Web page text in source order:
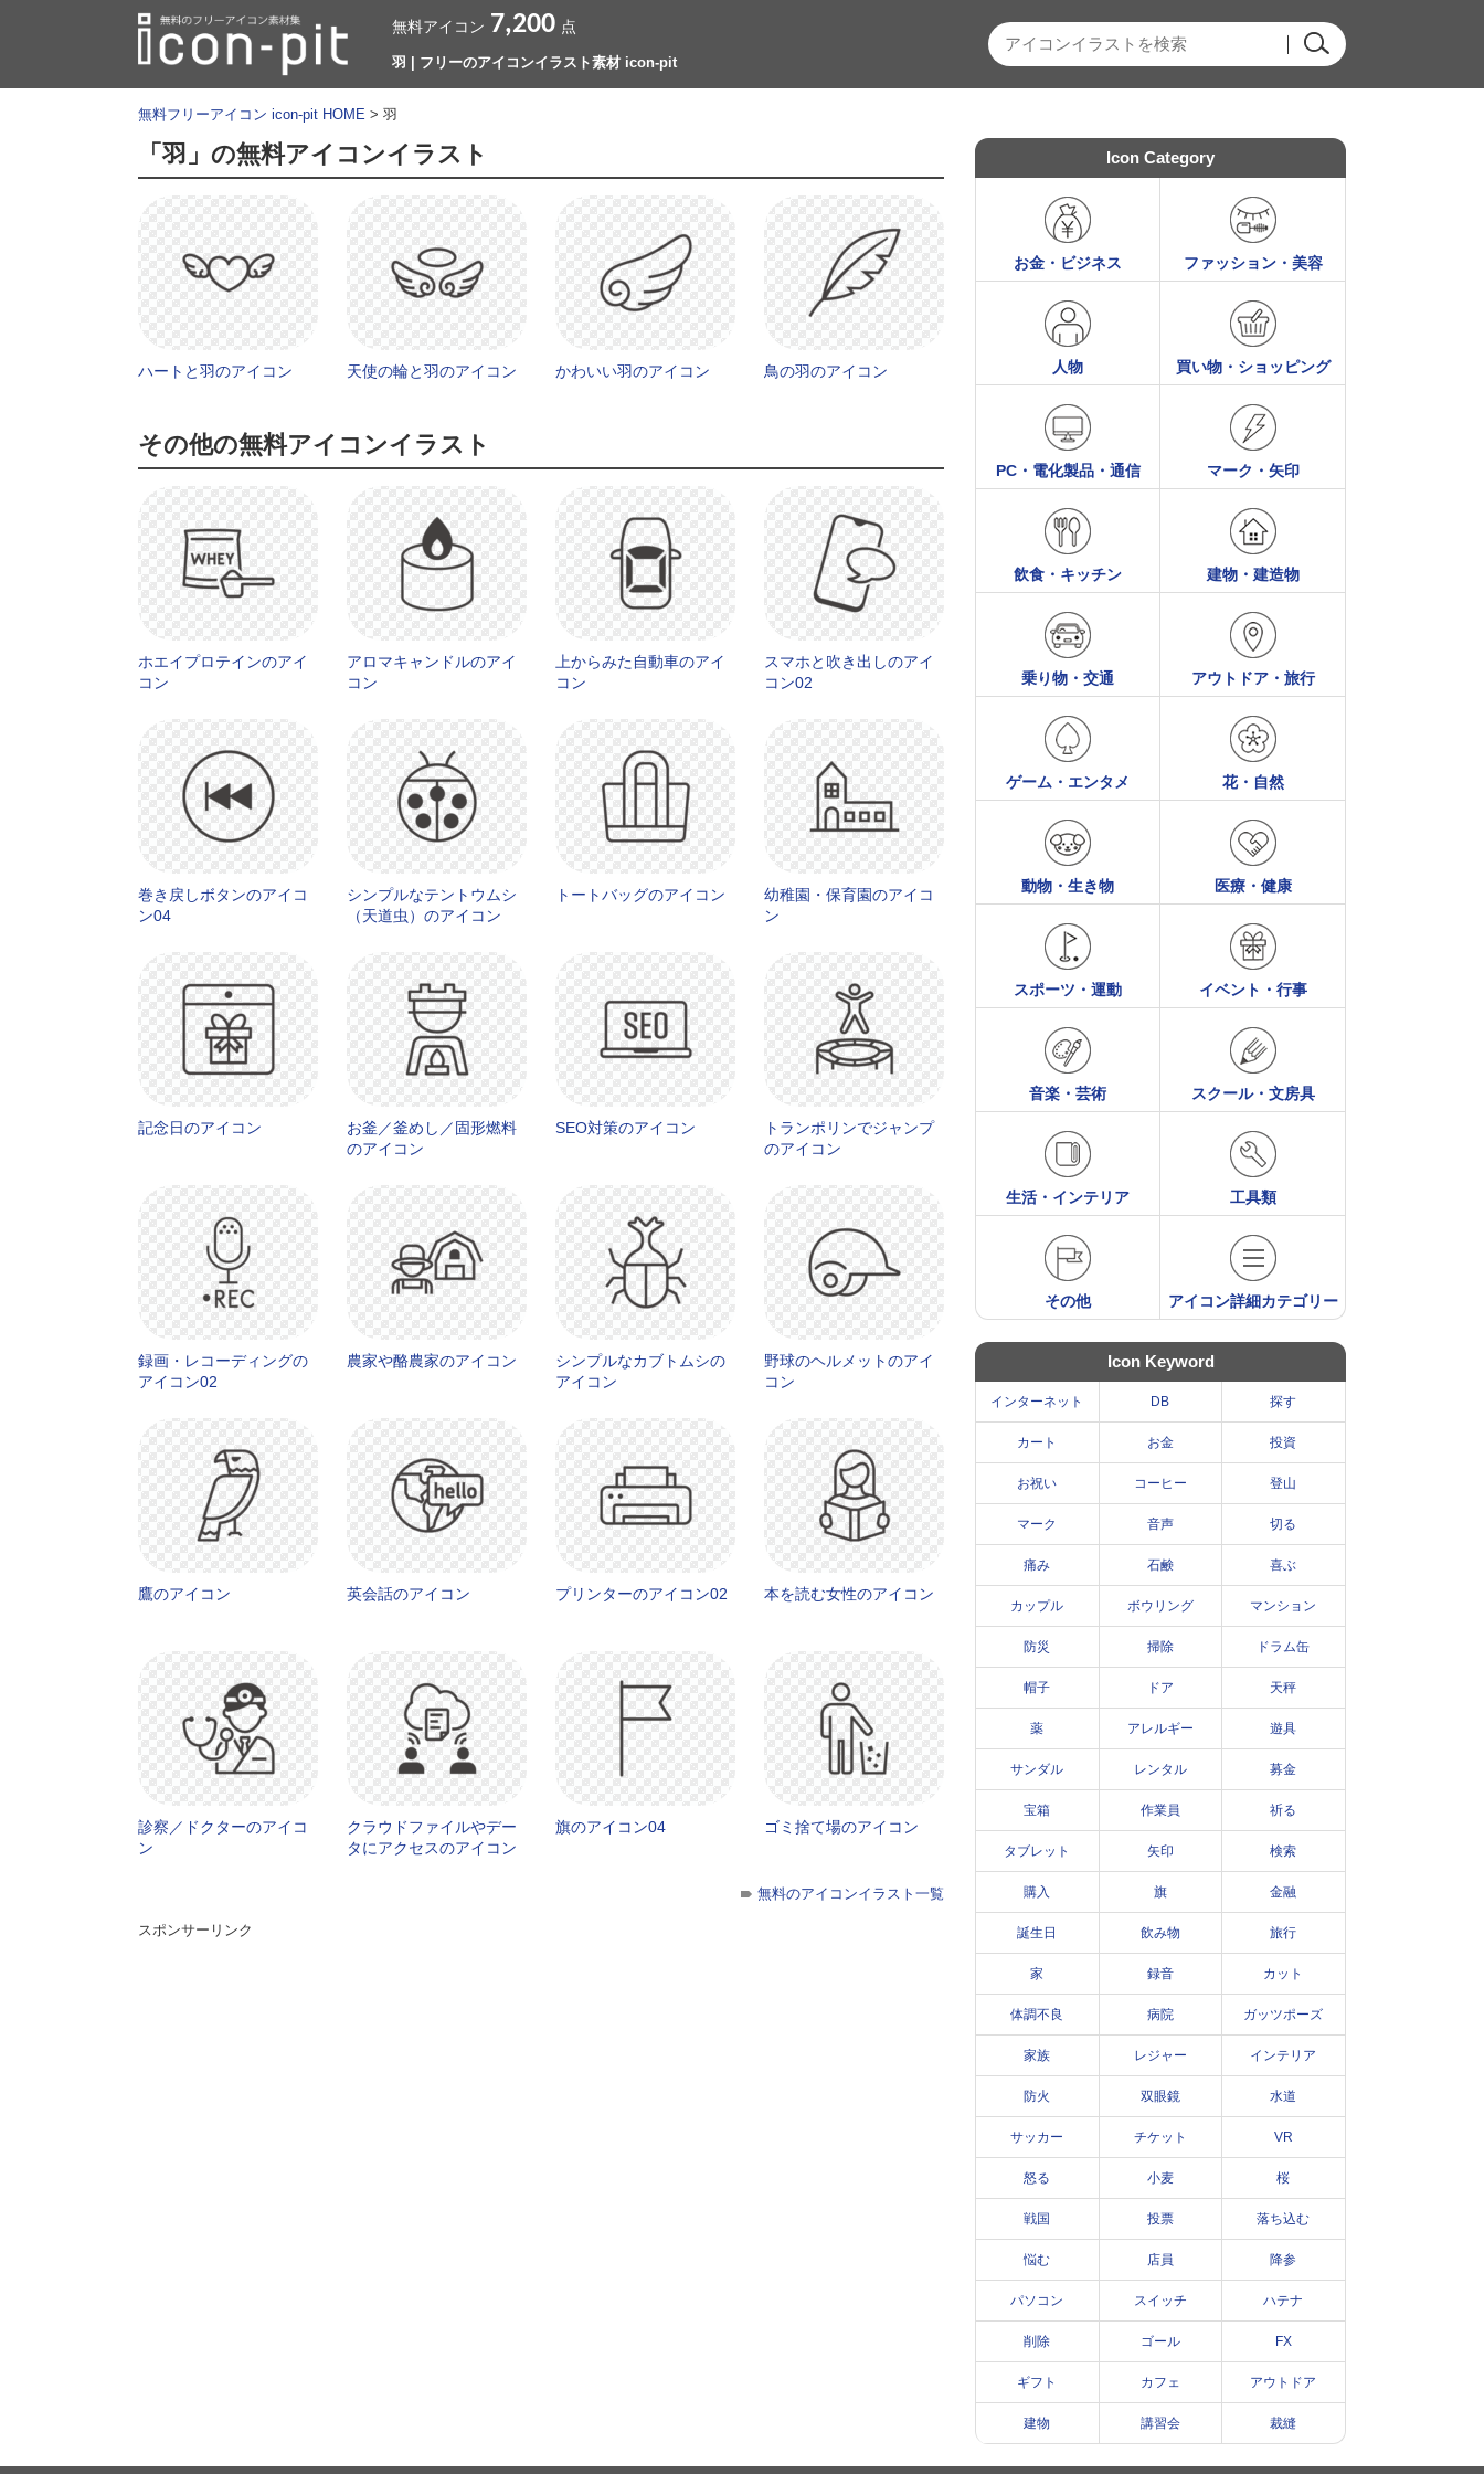
無料アイコン 7,200 点
羽 | フリーのアイコンイラスト素材 icon-pit
無料フリーアイコン icon-pit HOME > 羽
「羽」の無料アイコンイラスト
ハートと羽のアイコン 天使の輪と羽のアイコン かわいい羽のアイコン 鳥の羽のアイコン
その他の無料アイコンイラスト
ホエイプロテインのアイ
コン
アロマキャンドルのアイ
コン
上からみた自動車のアイ
コン
スマホと吹き出しのアイ
コン02
巻き戻しボタンのアイコ
ン04
シンプルなテントウムシ
（天道虫）のアイコン
トートバッグのアイコン
幼稚園・保育園のアイコ
ン
記念日のアイコン
お釜／釜めし／固形燃料
のアイコン
SEO対策のアイコン
トランポリンでジャンプ
のアイコン
録画・レコーディングの
アイコン02
農家や酪農家のアイコン
シンプルなカブトムシの
アイコン
野球のヘルメットのアイ
コン
鷹のアイコン 英会話のアイコン プリンターのアイコン02 本を読む女性のアイコン
診察／ドクターのアイコ
ン
クラウドファイルやデー
タにアクセスのアイコン
旗のアイコン04 ゴミ捨て場のアイコン
無料のアイコンイラスト一覧
スポンサーリンク
Icon Category
お金・ビジネス ファッション・美容
人物 買い物・ショッピング
PC・電化製品・通信 マーク・矢印
飲食・キッチン 建物・建造物
乗り物・交通 アウトドア・旅行
ゲーム・エンタメ 花・自然
動物・生き物 医療・健康
スポーツ・運動 イベント・行事
音楽・芸術 スクール・文房具
生活・インテリア 工具類
その他 アイコン詳細カテゴリー
Icon Keyword
インターネット DB 探す
カート お金 投資
お祝い コーヒー 登山
マーク 音声 切る
痛み 石鹸 喜ぶ
カップル ボウリング マンション
防災 掃除 ドラム缶
帽子 ドア 天秤
薬 アレルギー 遊具
サンダル レンタル 募金
宝箱 作業員 祈る
タブレット 矢印 検索
購入 旗 金融
誕生日 飲み物 旅行
家 録音 カット
体調不良 病院 ガッツポーズ
家族 レジャー インテリア
防火 双眼鏡 水道
サッカー チケット VR
怒る 小麦 桜
戦国 投票 落ち込む
悩む 店員 降参
パソコン スイッチ ハテナ
削除 ゴール FX
ギフト カフェ アウトドア
建物 講習会 裁縫